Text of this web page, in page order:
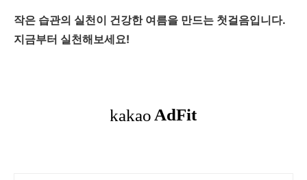
작은 습관의 실천이 건강한 여름을 만드는 첫걸음입니다.
지금부터 실천해보세요!